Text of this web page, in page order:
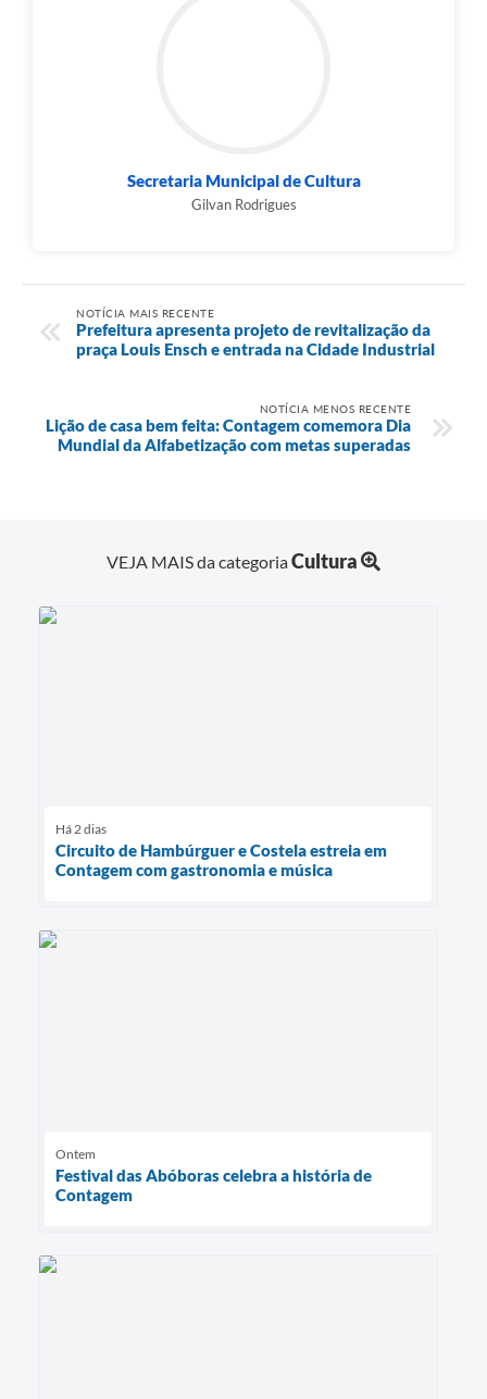
Secretaria Municipal de Cultura
Gilvan Rodrigues
NOTÍCIA MAIS RECENTE
Prefeitura apresenta projeto de revitalização da
praça Louis Ensch e entrada na Cidade Industrial
NOTÍCIA MENOS RECENTE
Lição de casa bem feita: Contagem comemora Dia
Mundial da Alfabetização com metas superadas
VEJA MAIS da categoriaCultura
Há 2 dias
Circuito de Hambúrguer e Costela estreia em
Contagem com gastronomia e música
Ontem
Festival das Abóboras celebra a história de
Contagem